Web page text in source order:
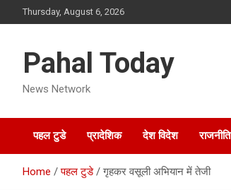
to
Thursday, August 6, 2026
Pahal Today
News Network
पहल टुडे प्रादेशिक देश विदेश राजनीति
Home पहल टुडे गृहकर वसूली अभियान में तेजी